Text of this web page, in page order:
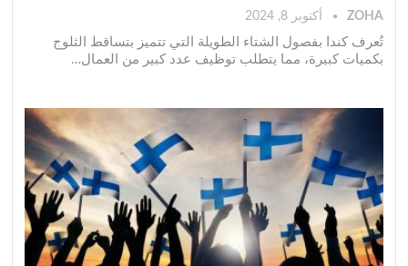
ZOHA أكتوبر 8, 2024
تُعرف كندا بفصول الشتاء الطويلة التي تتميز بتساقط الثلوج
بكميات كبيرة، مما يتطلب توظيف عدد كبير من العمال…